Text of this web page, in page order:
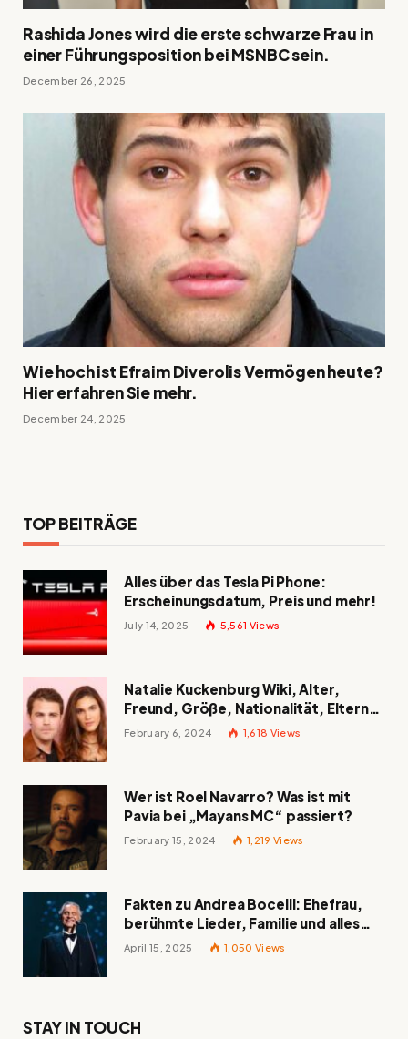
Rashida Jones wird die erste schwarze Frau in
einer Führungsposition bei MSNBC sein.
December 26, 2025
Wie hoch ist Efraim Diverolis Vermögen heute?
Hier erfahren Sie mehr.
December 24, 2025
TOP BEITRÄGE
Alles über das Tesla Pi Phone:
Erscheinungsdatum, Preis und mehr!
July 14, 2025 5,561 Views
Natalie Kuckenburg Wiki, Alter,
Freund, Größe, Nationalität, Eltern
und mehr
February 6, 2024 1,618 Views
Wer ist Roel Navarro? Was ist mit
Pavia bei „Mayans MC“ passiert?
February 15, 2024 1,219 Views
Fakten zu Andrea Bocelli: Ehefrau,
berühmte Lieder, Familie und alles
Wissenswerte über den italienischen
April 15, 2025 1,050 Views
STAY IN TOUCH